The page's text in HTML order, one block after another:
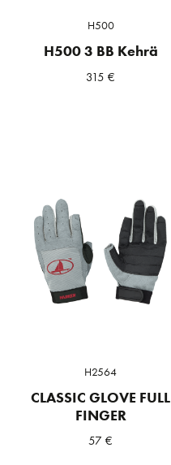
H500
H500 3 BB Kehrä
315€
H2564
CLASSIC GLOVE FULL
FINGER
57€